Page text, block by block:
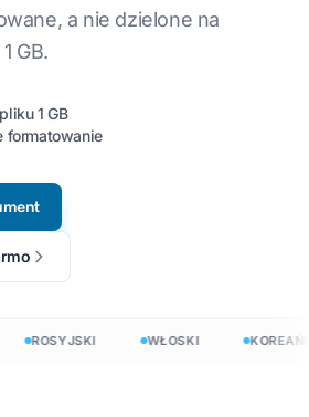
a nie dzielone na
GB.
1 GB
formatowanie
ROSYJSKI WŁOSKI